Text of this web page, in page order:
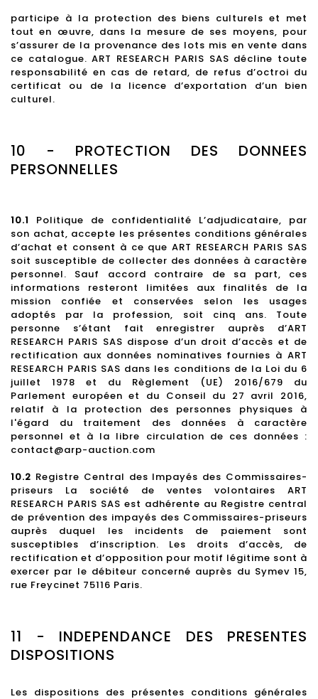
participe à la protection des biens culturels et met
tout en œuvre, dans la mesure de ses moyens, pour
s’assurer de la provenance des lots mis en vente dans
ce catalogue. ART RESEARCH PARIS SAS décline toute
responsabilité en cas de retard, de refus d’octroi du
certificat ou de la licence d’exportation d’un bien
culturel.
10 - PROTECTION DES DONNEES
PERSONNELLES
10.1 Politique de confidentialité L’adjudicataire, par
son achat, accepte les présentes conditions générales
d’achat et consent à ce que ART RESEARCH PARIS SAS
soit susceptible de collecter des données à caractère
personnel. Sauf accord contraire de sa part, ces
informations resteront limitées aux finalités de la
mission confiée et conservées selon les usages
adoptés par la profession, soit cinq ans. Toute
personne s’étant fait enregistrer auprès d’ART
RESEARCH PARIS SAS dispose d’un droit d’accès et de
rectification aux données nominatives fournies à ART
RESEARCH PARIS SAS dans les conditions de la Loi du 6
juillet 1978 et du Règlement (UE) 2016/679 du
Parlement européen et du Conseil du 27 avril 2016,
relatif à la protection des personnes physiques à
l'égard du traitement des données à caractère
personnel et à la libre circulation de ces données :
contact@arp-auction.com
10.2 Registre Central des Impayés des Commissaires-
priseurs La société de ventes volontaires ART
RESEARCH PARIS SAS est adhérente au Registre central
de prévention des impayés des Commissaires-priseurs
auprès duquel les incidents de paiement sont
susceptibles d’inscription. Les droits d’accès, de
rectification et d’opposition pour motif légitime sont à
exercer par le débiteur concerné auprès du Symev 15,
rue Freycinet 75116 Paris.
11 - INDEPENDANCE DES PRESENTES
DISPOSITIONS
Les dispositions des présentes conditions générales